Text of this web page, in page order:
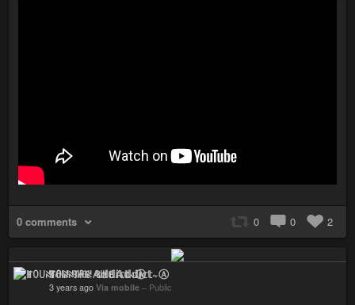
0 comments 0 0 2
ꂵꄲ꒤ꋊ꓄ꋬ꒐ꋊ ꃳ꒐ꀘꏂ 𝔸𝕕𝕕𝕚𝕔𝕥~Ⓐ
3 years ago Via mobile – Public